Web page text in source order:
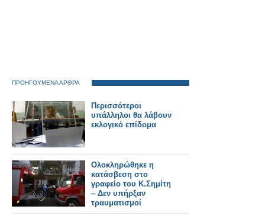
ΠΡΟΗΓΟΥΜΕΝΑ ΑΡΘΡΑ
Περισσότεροι
υπάλληλοι θα λάβουν
εκλογικό επίδομα
Ολοκληρώθηκε η
κατάσβεση στο
γραφείο του Κ.Σημίτη
– Δεν υπήρξαν
τραυματισμοί